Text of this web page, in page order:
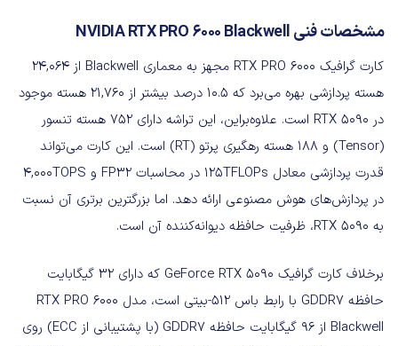
مشخصات فنی NVIDIA RTX PRO 6000 Blackwell
کارت گرافیک RTX PRO 6000 مجهز به معماری Blackwell از 24,064
هسته پردازشی بهره می‌برد که 10.5 درصد بیشتر از 21,760 هسته موجود
در RTX 5090 است. علاوه‌براین، این تراشه دارای 752 هسته تنسور
(Tensor) و 188 هسته رهگیری پرتو (RT) است. این کارت می‌تواند
قدرت پردازشی معادل 125TFLOPs در محاسبات FP32 و 4,000TOPS
در پردازش‌های هوش مصنوعی ارائه دهد. اما بزرگترین برتری آن نسبت
به RTX 5090، ظرفیت حافظه دیوانه‌کننده آن است.
برخلاف کارت گرافیک GeForce RTX 5090 که دارای 32 گیگابایت
حافظه GDDR7 با رابط باس 512-بیتی است، مدل RTX PRO 6000
Blackwell از 96 گیگابایت حافظه GDDR7 (با پشتیبانی از ECC) روی